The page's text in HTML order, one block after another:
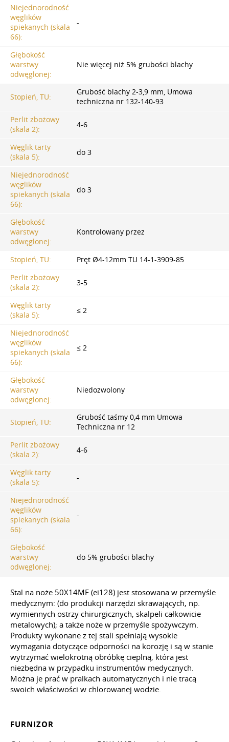
Niejednorodność
węglików
spiekanych (skala
66):
-
Głębokość
warstwy
odwęglonej:
Nie więcej niż 5% grubości blachy
Stopień, TU:
Grubość blachy 2-3,9 mm, Umowa
techniczna nr 132-140-93
Perlit zbożowy
(skala 2):
4-6
Węglik tarty
(skala 5):
do 3
Niejednorodność
węglików
spiekanych (skala
66):
do 3
Głębokość
warstwy
odwęglonej:
Kontrolowany przez
Stopień, TU:
Pręt Ø4-12mm TU 14-1-3909-85
Perlit zbożowy
(skala 2):
3-5
Węglik tarty
(skala 5):
≤ 2
Niejednorodność
węglików
spiekanych (skala
66):
≤ 2
Głębokość
warstwy
odwęglonej:
Niedozwolony
Stopień, TU:
Grubość taśmy 0,4 mm Umowa
Techniczna nr 12
Perlit zbożowy
(skala 2):
4-6
Węglik tarty
(skala 5):
-
Niejednorodność
węglików
spiekanych (skala
66):
-
Głębokość
warstwy
odwęglonej:
do 5% grubości blachy
Stal na noże 50X14MF (ei128) jest stosowana w przemyśle
medycznym: (do produkcji narzędzi skrawających, np.
wymiennych ostrzy chirurgicznych, skalpeli całkowicie
metalowych); a także noże w przemyśle spożywczym.
Produkty wykonane z tej stali spełniają wysokie
wymagania dotyczące odporności na korozję i są w stanie
wytrzymać wielokrotną obróbkę cieplną, która jest
niezbędna w przypadku instrumentów medycznych.
Można je prać w pralkach automatycznych i nie tracą
swoich właściwości w chlorowanej wodzie.
FURNIZOR